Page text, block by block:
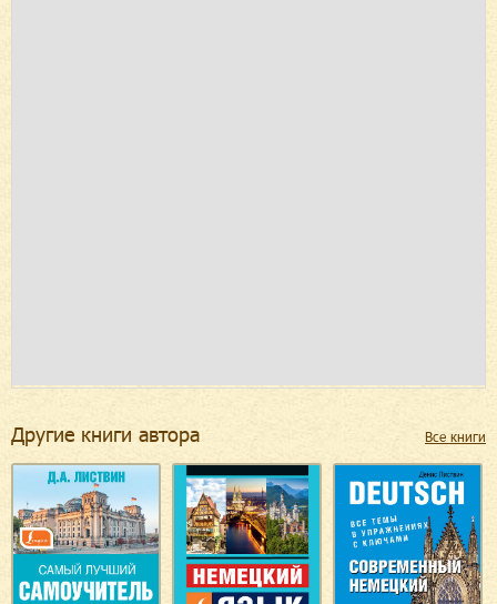
Другие книги автора Все книги